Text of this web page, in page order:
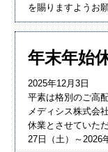
を賜りますようお
年末年始
2025年12月3日
平素は格別のご高
メディシス株式会
休業とさせていた
27日（土）～2026